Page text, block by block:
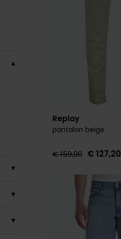
Replay
pantalon beige
€ 159,00 € 127,20